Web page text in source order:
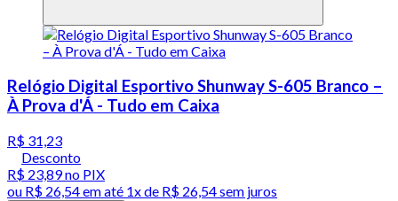
Relógio Digital Esportivo Shunway S-605 Branco –
À Prova d'Á - Tudo em Caixa
R$ 31,23
Desconto
R$ 23,89no PIX
ou R$ 26,54em até 1x de R$ 26,54sem juros